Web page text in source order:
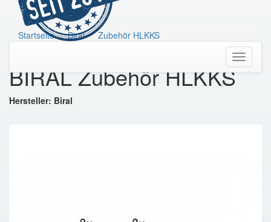
Toggle
Startseite Biral
Zubehör HLKKS
BIRAL Zubehör HLKKS
Hersteller: Biral